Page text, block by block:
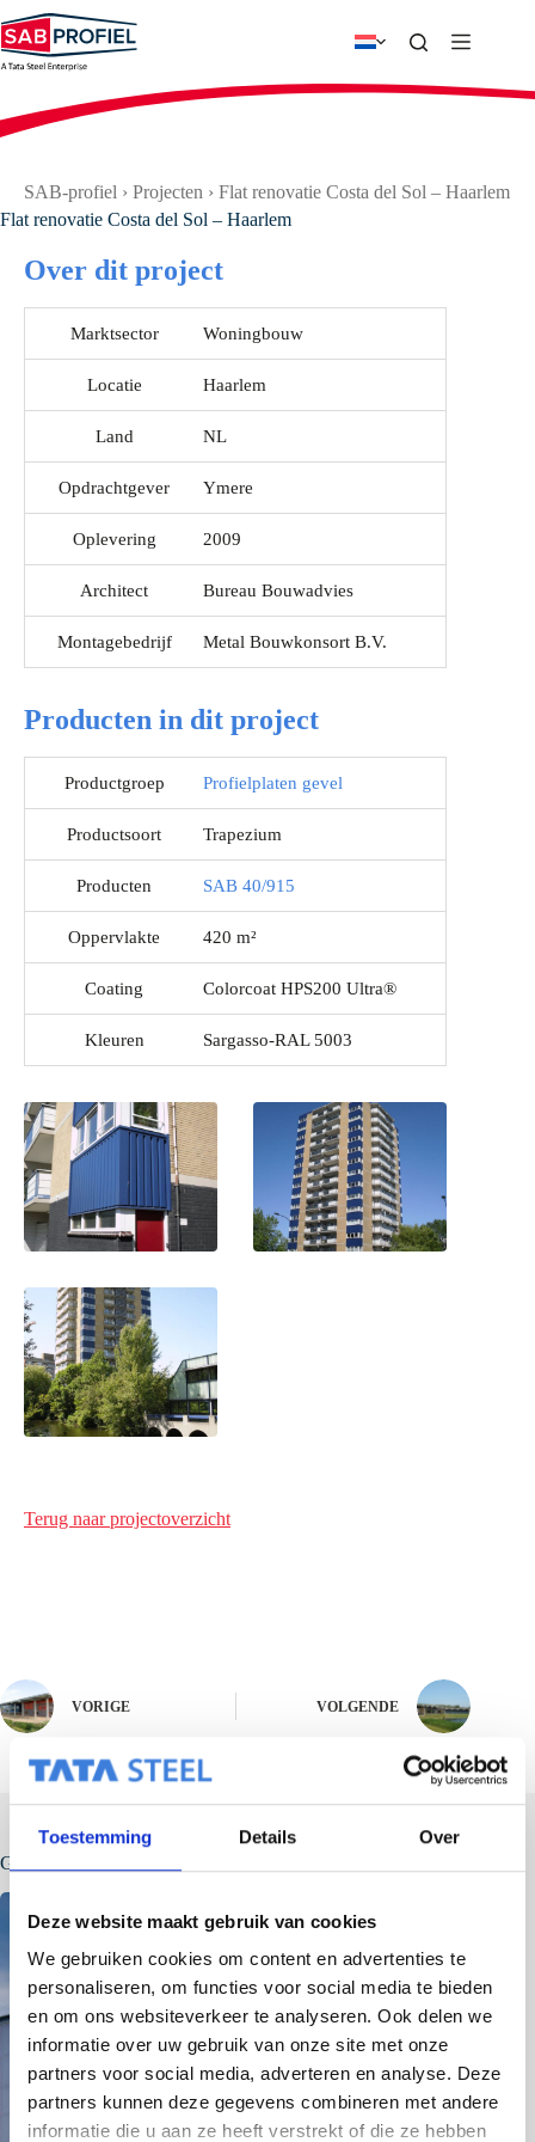
Toestemming Details Over
Deze website maakt gebruik van cookies
We gebruiken cookies om content en advertenties te
personaliseren, om functies voor social media te bieden
en om ons websiteverkeer te analyseren. Ook delen we
informatie over uw gebruik van onze site met onze
partners voor social media, adverteren en analyse. Deze
partners kunnen deze gegevens combineren met andere
informatie die u aan ze heeft verstrekt of die ze hebben
naar
de
inhoud
SAB-profiel › Projecten › Flat renovatie Costa del Sol – Haarlem
Flat renovatie Costa del Sol – Haarlem
Over dit project
Marktsector Woningbouw
Locatie Haarlem
Land NL
Opdrachtgever Ymere
Oplevering 2009
Architect Bureau Bouwadvies
Montagebedrijf Metal Bouwkonsort B.V.
Producten in dit project
Productgroep Profielplaten gevel
Productsoort Trapezium
Producten SAB 40/915
Oppervlakte 420 m²
Coating Colorcoat HPS200 Ultra®
Kleuren Sargasso-RAL 5003
Terug naar projectoverzicht
VORIGE VOLGENDE
Gerelateerde berichten